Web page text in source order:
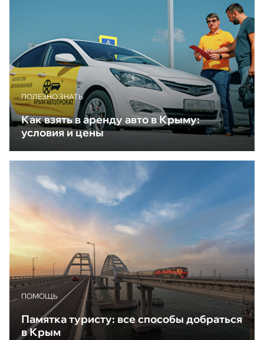
ПОЛЕЗНО ЗНАТЬ
Как взять в аренду авто в Крыму:
условия и цены
ПОМОЩЬ
Памятка туристу: все способы добраться
в Крым